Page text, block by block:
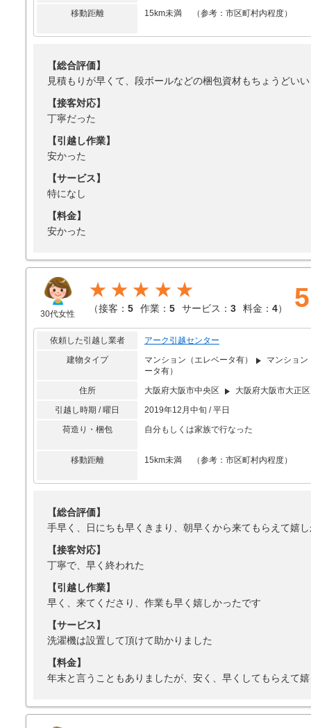
移動距離
15km未満 （参考：市区町村内程度）
【総合評価】
見積もりが早くて、段ボールなどの梱包資材もちょうどい
【接客対応】
丁寧だった
【引越し作業】
安かった
【サービス】
特になし
【料金】
安かった
30代女性
★★★★★
（接客： 5 作業： 5 サービス： 3 料金： 4） 5
依頼した引越し業者
アーク引越センター
建物タイプ
マンション（エレベータ有）
マンション
ータ有）
住所
大阪府大阪市中央区
大阪府大阪市大正区
引越し時期 / 曜日
2019年12月中旬 / 平日
荷造り・梱包
自分もしくは家族で行なった
移動距離 15km未満 （参考：市区町村内程度）
【総合評価】
手早く、日にちも早くきまり、朝早くから来てもらえて嬉
【接客対応】
丁寧で、早く終われた
【引越し作業】
早く、来てくださり、作業も早く嬉しかったです
【サービス】
洗濯機は設置して頂けて助かりました
【料金】
年末と言うこともありましたが、安く、早くしてもらえて